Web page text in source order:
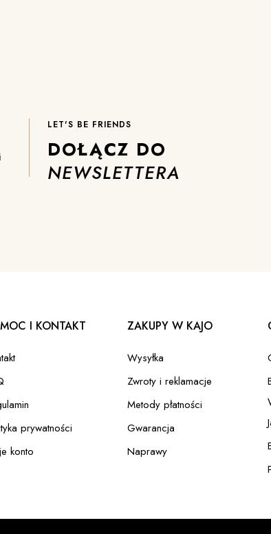
LET'S BE FRIENDS
DOŁĄCZ DO
NEWSLETTERA
I KONTAKT
prywatności
konto
ZAKUPY W KAJO
Wysyłka
Zwroty i reklamacje
Metody płatności
Gwarancja
Naprawy